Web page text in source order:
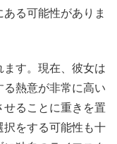
る可能性がありま
す。現在、彼女は
熱意が非常に高い
ることに重きを置
択をする可能性も十